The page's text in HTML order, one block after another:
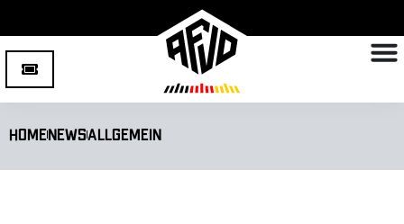
HomeNewsAllgemein